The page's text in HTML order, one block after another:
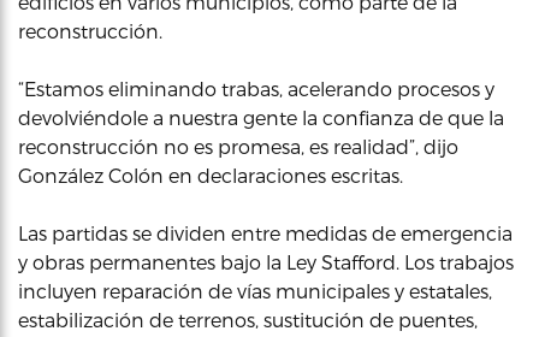
reconstrucción.
“Estamos eliminando trabas, acelerando procesos y
devolviéndole a nuestra gente la confianza de que la
reconstrucción no es promesa, es realidad”, dijo
González Colón en declaraciones escritas.
Las partidas se dividen entre medidas de emergencia
y obras permanentes bajo la Ley Stafford. Los trabajos
incluyen reparación de vías municipales y estatales,
estabilización de terrenos, sustitución de puentes,